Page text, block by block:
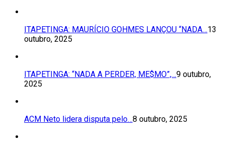
ITAPETINGA: MAURÍCIO GOHMES LANÇOU “NADA…13
outubro, 2025
ITAPETINGA: “NADA A PERDER, ME$MO”,…9 outubro,
2025
ACM Neto lidera disputa pelo…8 outubro, 2025